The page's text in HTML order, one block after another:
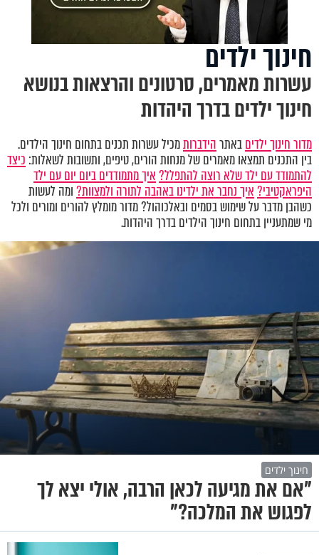
חינוך ילדים
עשרות מאמרים, סרטונים והרצאות בנושא
חינוך ילדים בדרך היהדות
מדור חינוך ילדיםבאתרהידברותמכיל עשרות תכנים בתחום חינוך הילדים.
בין התכנים תמצאו מאמרים של מנחות הורים, טיפים, ותשובות לשאלות: כיצד
להתמודד עם ילד שלא רוצה להתפלל?איך מתמודדים ביום יום עם ילד
היפראקטיבי?איך נחבר את ילדינו באהבה לתורה ולמצוות?ומה לעשות
כשהבן מדבר על שימוש בסמים ובאלכוהול? מדור מומלץ להורים ומורים ולכל
מי שמתעניין בתחום חינוך הילדים בדרך היהדות.
חינוך ילדים
"אם את מגיעה לכאן הרבה, אולי יצא לך
לפגוש את המלכה?"